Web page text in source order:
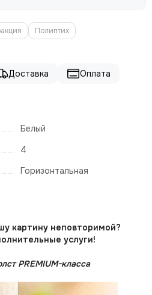
Полиптих
Доставка Оплата
Белый
4
Горизонтальная
картину неповторимой?
услуги!
PREMIUM-класса